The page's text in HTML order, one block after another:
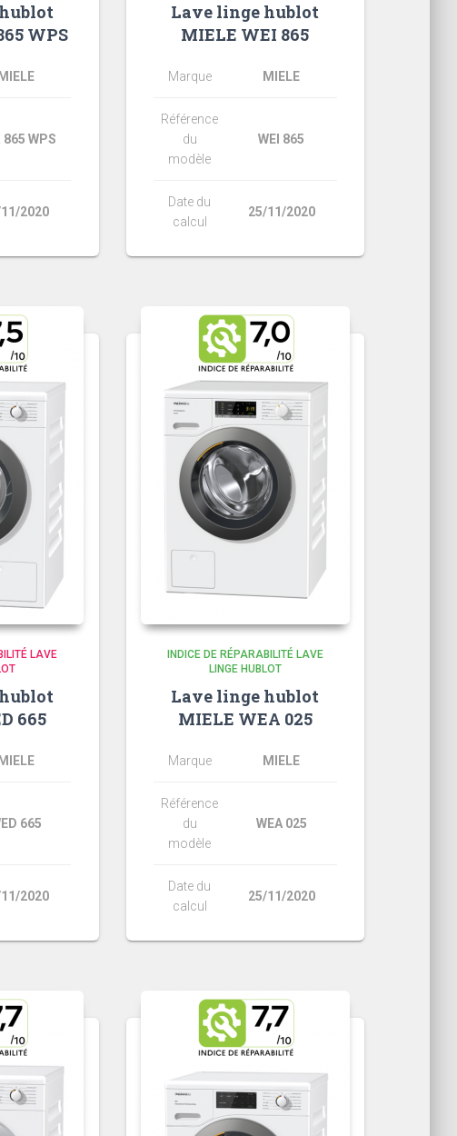
WPS
MIELE
865 WPS
2020
Lave linge hublot
MIELE WEI 865
Marque MIELE
Référence
du
modèle
WEI 865
Date du
calcul
25/11/2020
LAVE
665
MIELE
665
2020
INDICE DE RÉPARABILITÉ LAVE
LINGE HUBLOT
Lave linge hublot
MIELE WEA 025
Marque MIELE
Référence
du
modèle
WEA 025
Date du
calcul
25/11/2020